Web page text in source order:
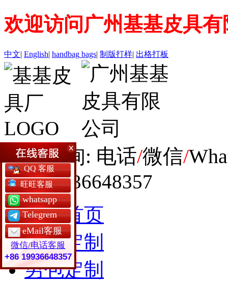
QQ 客服
旺旺客服
whatsapp
Telegrem
eMail客服
微信/电话客服
+86 19936648357
欢迎访问广州基基皮具
中文| English| handbag bags| 制版打样| 出格打板
全球咨询: 电话/微信/
+86 19936648357
网站首页
女包定制
男包定制